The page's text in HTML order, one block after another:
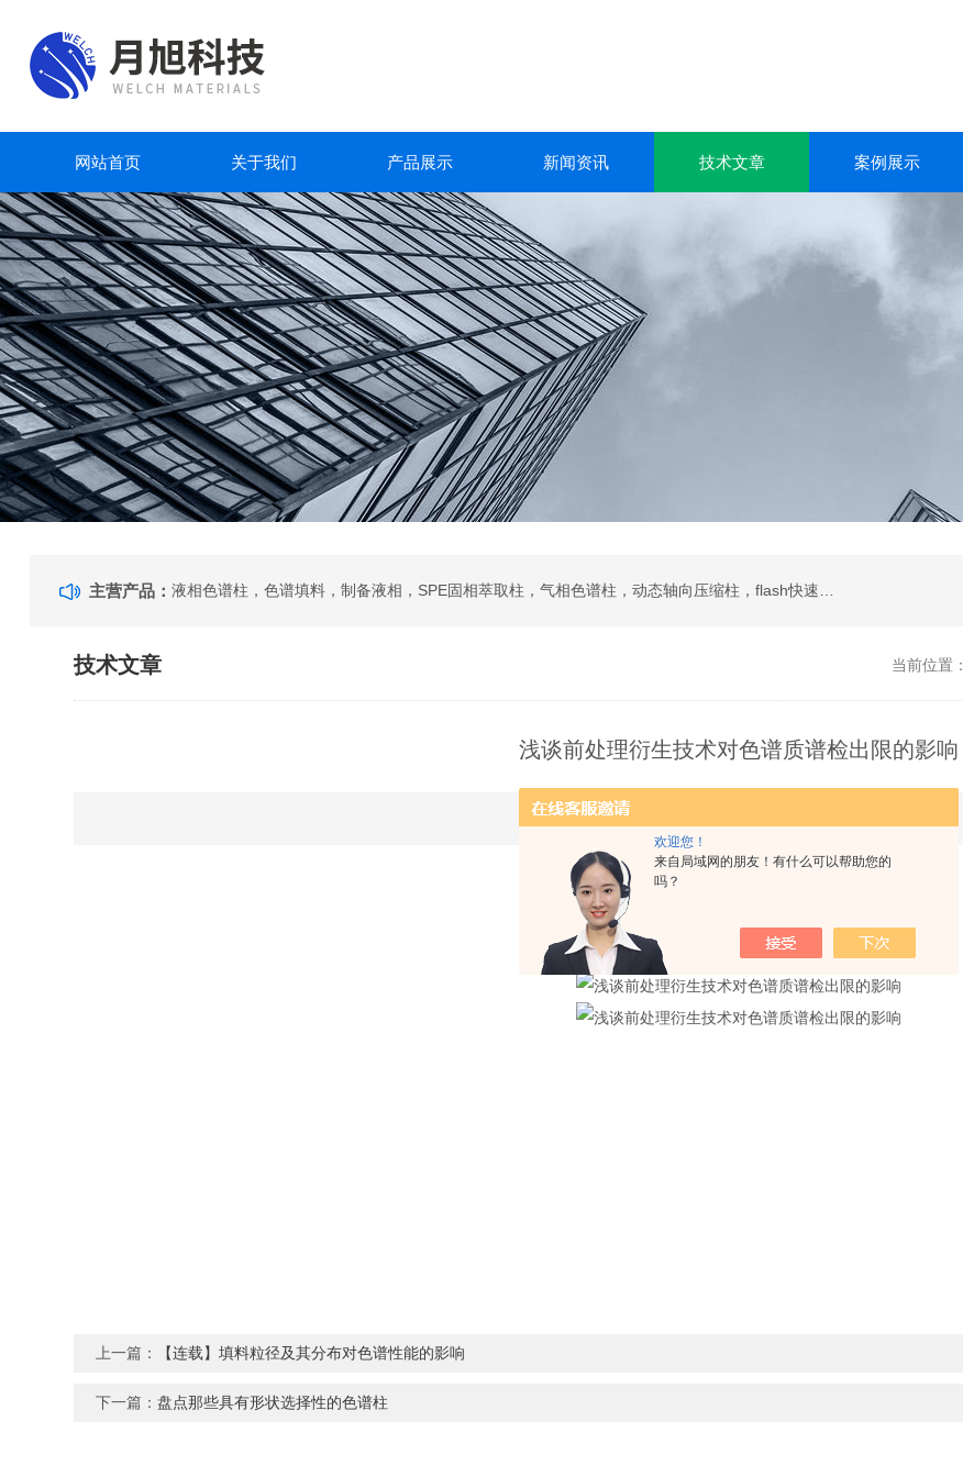
欢迎您！
来自局域网的朋友！有什么可以帮助您的
吗？
网站首页 关于我们 产品展示 新闻资讯 技术文章 案例展示
主营产品：
技术文章 当前位置：
浅谈前处理衍生技术对色谱质谱检出限的影响
更新时间：2024-09-29 点击次数：1287
上一篇： 【连载】填料粒径及其分布对色谱性能的影响
下一篇：盘点那些具有形状选择性的色谱柱